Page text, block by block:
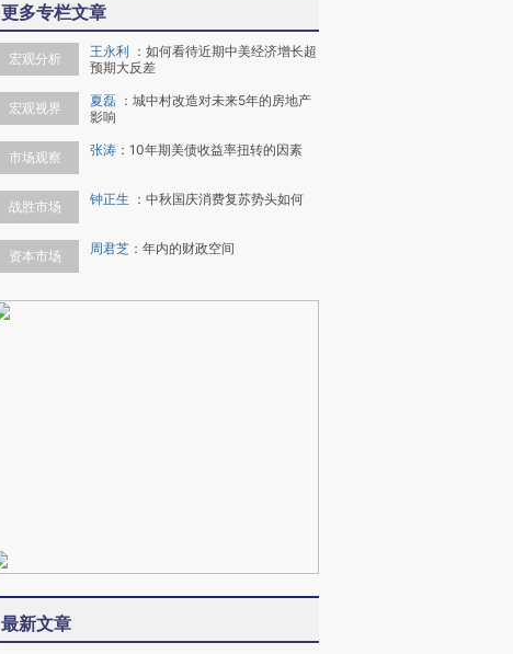
更多专栏文章
宏观分析 王永利 ： 如何看待近期中美经济增长超
预期大反差
宏观视界 夏磊 ： 城中村改造对未来5年的房地产
影响
市场观察 张涛 ： 10年期美债收益率扭转的因素
战胜市场 钟正生 ： 中秋国庆消费复苏势头如何
资本市场 周君芝 ： 年内的财政空间
最新文章